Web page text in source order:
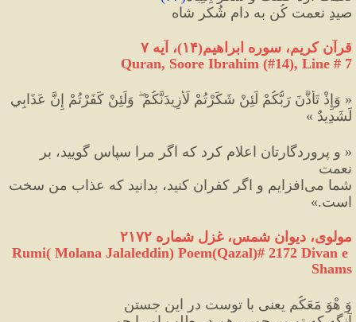
صیدِ نعمت کُن به دامِ شُکرِ شاه
قرآن کریم، سوره ابراهیم(۱۴)، آیه ۷
Quran, Soore Ibrahim (#14), Line # 7
لَشَدِيدٌ »
نعمت
است.»
مولوی، دیوان شمس، غزل شماره ۲۱۷۲
Rumi( Molana Jalaleddin) Poem(Qazal)# 2172 Divan e
Shams
وَ هْوَ مَعَکُم یعنی با توست در این جستن